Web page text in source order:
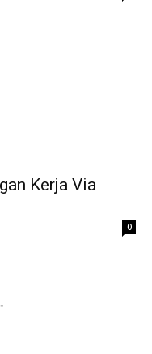
Kerja Via
0